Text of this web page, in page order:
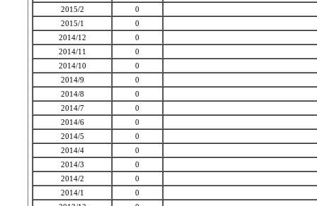
2015/2
0
2015/1
0
2014/12
0
2014/11
0
2014/10
0
2014/9
0
2014/8
0
2014/7
0
2014/6
0
2014/5
0
2014/4
0
2014/3
0
2014/2
0
2014/1
0